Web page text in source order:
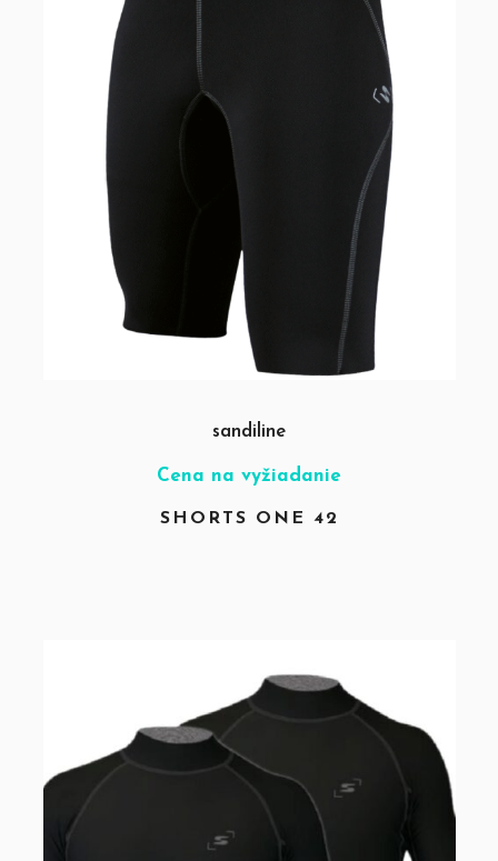
sandiline
Cena na vyžiadanie
SHORTS ONE 42